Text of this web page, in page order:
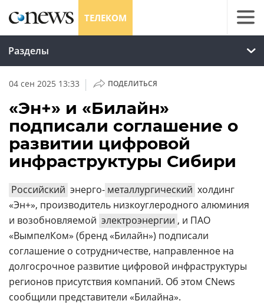
ТЕЛЕКОМ
Разделы
04 сен 2025 13:33 | ПОДЕЛИТЬСЯ
«Эн+» и «Билайн»
подписали соглашение о
развитии цифровой
инфраструктуры Сибири
Российский энерго- металлургический холдинг
«Эн+», производитель низкоуглеродного алюминия
и возобновляемой электроэнергии , и ПАО
«ВымпелКом» (бренд «Билайн») подписали
соглашение о сотрудничестве, направленное на
долгосрочное развитие цифровой инфраструктуры
регионов присутствия компаний. Об этом CNews
сообщили представители «Билайна».